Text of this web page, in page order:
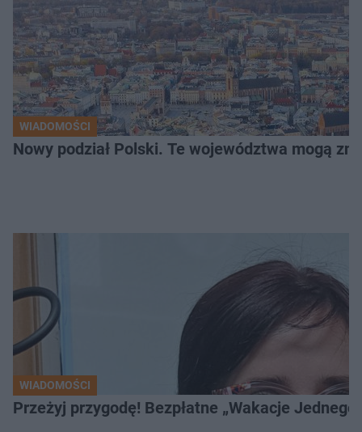
WIADOMOŚCI
Nowy podział Polski. Te województwa mogą
WIADOMOŚCI
Przeżyj przygodę! Bezpłatne „Wakacje